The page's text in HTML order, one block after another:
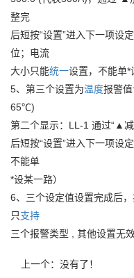
整完
后短按“设置”进入下一项设
位；电流
大小只能统一设置，不能单*
5、第三个设置为温度报警
65℃)
第二个显示：LL-1 通过“▲
后短按“设置”进入下一项设
不能单
*设某一路）
6、三个设定值设置完成后
只支持
三个报警类型 , 其他设置无
上一个：没有了！